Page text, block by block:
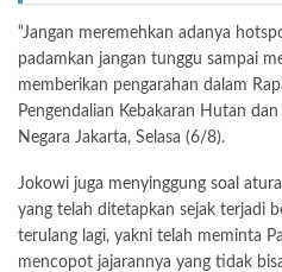
“Jangan meremehkan adanya
padamkan jangan tunggu sampai
memberikan pengarahan dalam
Pengendalian Kebakaran Hutan
Negara Jakarta, Selasa (6/8).
Jokowi juga menyinggung soal
yang telah ditetapkan sejak terjadi
terulang lagi, yakni telah meminta
mencopot jajarannya yang tidak